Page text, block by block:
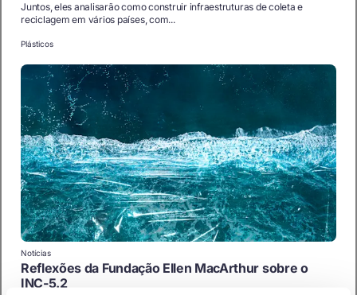
Juntos, eles analisarão como construir infraestruturas de coleta e
reciclagem em vários países, com...
Plásticos
Notícias
Reflexões da Fundação Ellen MacArthur sobre o
INC-5.2